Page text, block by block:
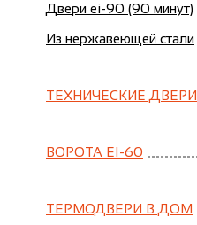
Двери ei-90 (90 минут)
Из нержавеющей стали
ТЕХНИЧЕСКИЕ ДВЕРИ
ВОРОТА EI-60
ТЕРМОДВЕРИ В ДОМ